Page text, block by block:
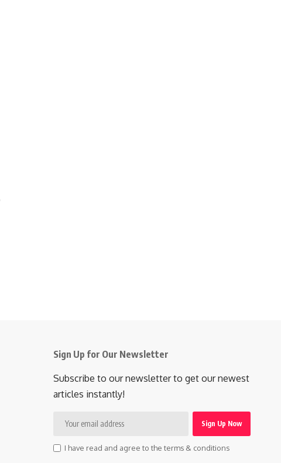
Sign Up for Our Newsletter
Subscribe to our newsletter to get our newest
articles instantly!
I have read and agree to the terms & conditions